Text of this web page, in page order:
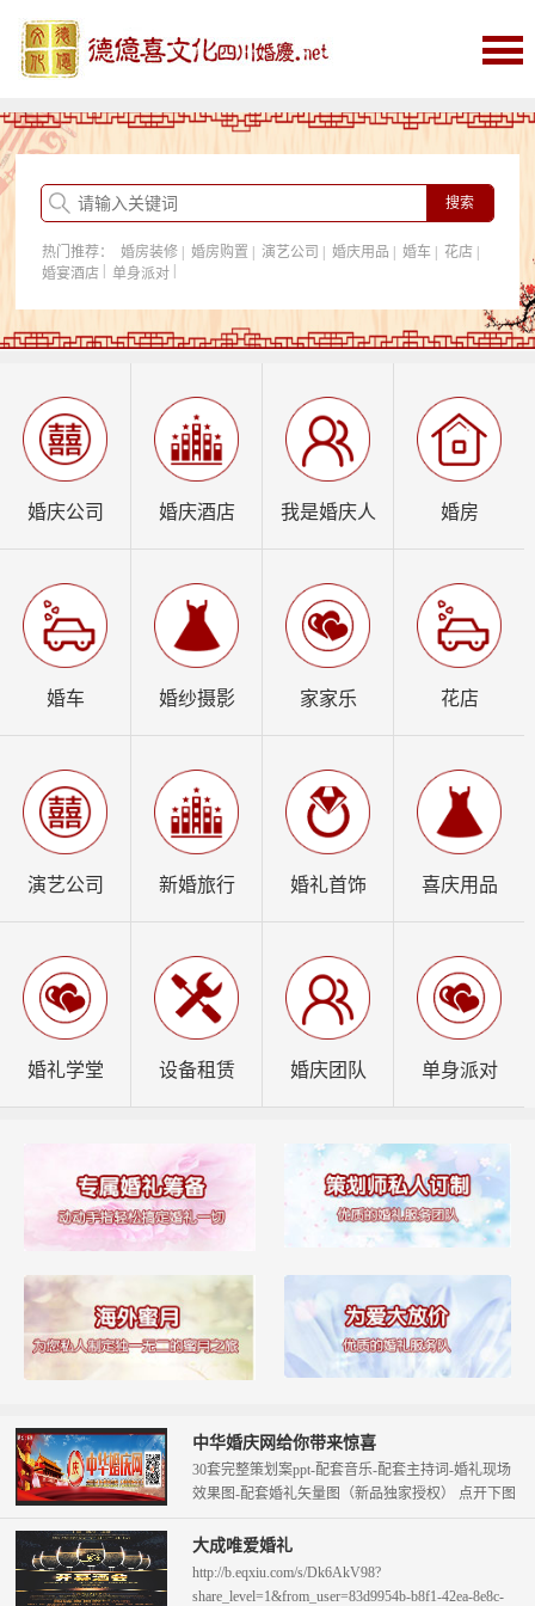
首页
婚庆
婚庆酒店
婚房购置
我是婚庆人
热门推荐： 婚房装修| 婚房购置 演艺公司 婚庆用品 婚车| 花店|
婚宴酒店| 单身派对|
婚庆公司 婚庆酒店 我是婚庆人 婚房
婚车 婚纱摄影 家家乐 花店
演艺公司 新婚旅行 婚礼首饰 喜庆用品
婚礼学堂 设备租赁 婚庆团队 单身派对
中华婚庆网给你带来惊喜
30套完整策划案ppt-配套音乐-配套主持词-婚礼现场
效果图-配套婚礼矢量图（新品独家授权） 点开下图
大成唯爱婚礼
http://b.eqxiu.com/s/Dk6AkV98?
share_level=1&from_user=83d9954b-b8f1-42ea-8e8c-